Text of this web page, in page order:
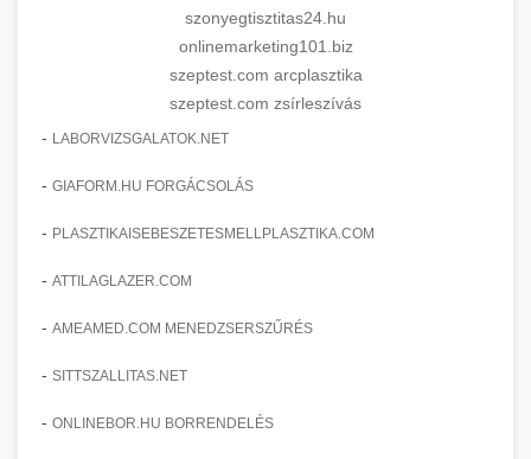
szonyegtisztitas24.hu
onlinemarketing101.biz
szeptest.com arcplasztika
szeptest.com zsírleszívás
- LABORVIZSGALATOK.NET
- GIAFORM.HU FORGÁCSOLÁS
- PLASZTIKAISEBESZETESMELLPLASZTIKA.COM
- ATTILAGLAZER.COM
- AMEAMED.COM MENEDZSERSZŰRÉS
- SITTSZALLITAS.NET
- ONLINEBOR.HU BORRENDELÉS